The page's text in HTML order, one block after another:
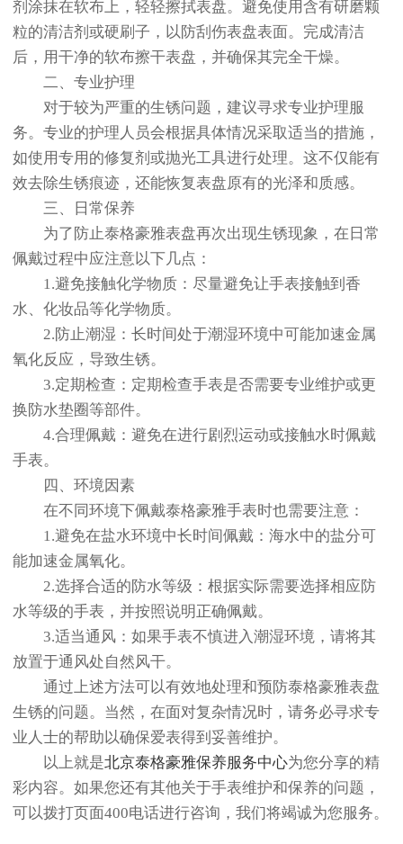
剂涂抹在软布上，轻轻擦拭表盘。避免使用含有研磨颗
粒的清洁剂或硬刷子，以防刮伤表盘表面。完成清洁
后，用干净的软布擦干表盘，并确保其完全干燥。
二、专业护理
对于较为严重的生锈问题，建议寻求专业护理服
务。专业的护理人员会根据具体情况采取适当的措施，
如使用专用的修复剂或抛光工具进行处理。这不仅能有
效去除生锈痕迹，还能恢复表盘原有的光泽和质感。
三、日常保养
为了防止泰格豪雅表盘再次出现生锈现象，在日常
佩戴过程中应注意以下几点：
1.避免接触化学物质：尽量避免让手表接触到香
水、化妆品等化学物质。
2.防止潮湿：长时间处于潮湿环境中可能加速金属
氧化反应，导致生锈。
3.定期检查：定期检查手表是否需要专业维护或更
换防水垫圈等部件。
4.合理佩戴：避免在进行剧烈运动或接触水时佩戴
手表。
四、环境因素
在不同环境下佩戴泰格豪雅手表时也需要注意：
1.避免在盐水环境中长时间佩戴：海水中的盐分可
能加速金属氧化。
2.选择合适的防水等级：根据实际需要选择相应防
水等级的手表，并按照说明正确佩戴。
3.适当通风：如果手表不慎进入潮湿环境，请将其
放置于通风处自然风干。
通过上述方法可以有效地处理和预防泰格豪雅表盘
生锈的问题。当然，在面对复杂情况时，请务必寻求专
业人士的帮助以确保爱表得到妥善维护。
以上就是北京泰格豪雅保养服务中心为您分享的精
彩内容。如果您还有其他关于手表维护和保养的问题，
可以拨打页面400电话进行咨询，我们将竭诚为您服务。